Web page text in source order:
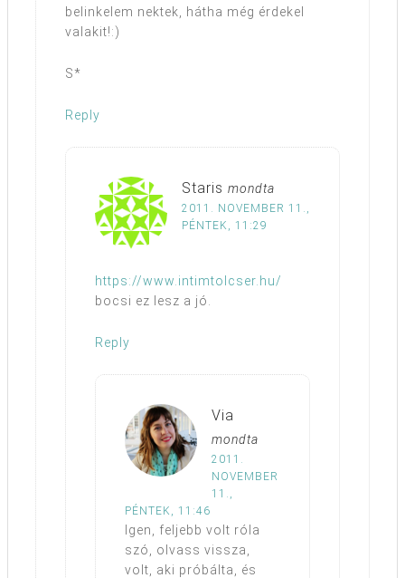
belinkelem nektek, hátha még érdekel
valakit!:)
S*
Reply
Staris mondta
2011. NOVEMBER 11.,
PÉNTEK, 11:29
https://www.intimtolcser.hu/
bocsi ez lesz a jó.
Reply
Via
mondta
2011.
NOVEMBER
11.,
PÉNTEK, 11:46
Igen, feljebb volt róla
szó, olvass vissza,
volt, aki próbálta, és